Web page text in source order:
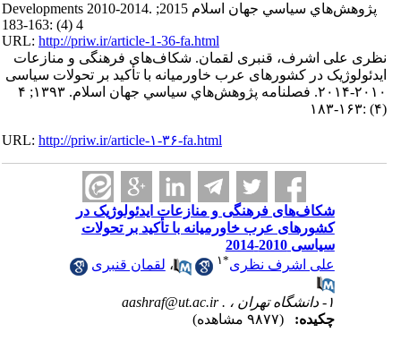
Developments 2010-2014. پژوهش‌هاي سياسي جهان اسلام 2015;
URL:http://priw.ir/article-1-36-fa.html
نظری علی اشرف، قنبری لقمان. شکاف‌های فرهنگی و منازعات
ایدئولوژیک در کشورهای عرب خاورمیانه با تأکید بر تحولات سیاسی
۲۰۱۰-۲۰۱۴. فصلنامه پژوهش‌هاي سياسي جهان اسلام. ۱۳۹۳; ۴
URL:http://priw.ir/article-۱-۳۶-fa.html
شکاف‌های فرهنگی و منازعات ایدئولوژیک در
کشورهای عرب خاورمیانه با تأکید بر تحولات
سیاسی 2010-2014
علی اشرف نظری* ۱ ،لقمان قنبری
aashraf@ut.ac.ir .
چکیده: